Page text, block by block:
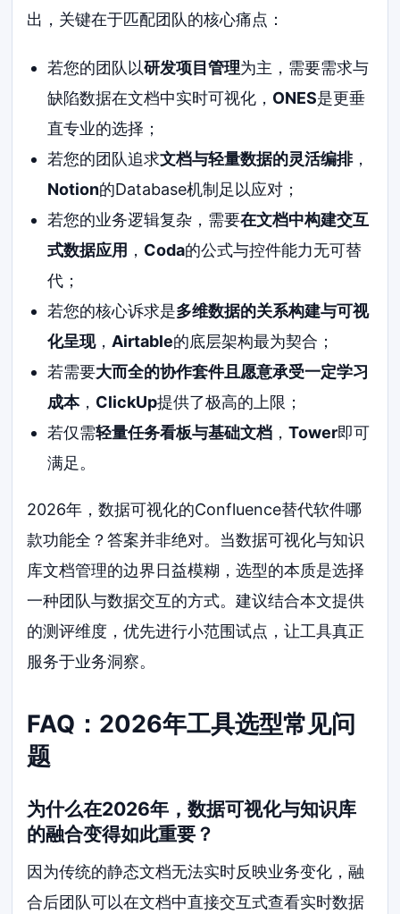
出，关键在于匹配团队的核心痛点：
若您的团队以研发项目管理为主，需要需求与
缺陷数据在文档中实时可视化， ONES是更垂
直专业的选择；
若您的团队追求文档与轻量数据的灵活编排，
Notion的Database机制足以应对；
若您的业务逻辑复杂，需要在文档中构建交互
式数据应用 ， Coda的公式与控件能力无可替
代；
若您的核心诉求是多维数据的关系构建与可视
化呈现， Airtable的底层架构最为契合；
若需要大而全的协作套件且愿意承受一定学习
成本， ClickUp提供了极高的上限；
若仅需轻量任务看板与基础文档， Tower即可
满足。
2026年，数据可视化的Confluence替代软件哪
款功能全？答案并非绝对。当数据可视化与知识
库文档管理的边界日益模糊，选型的本质是选择
一种团队与数据交互的方式。建议结合本文提供
的测评维度，优先进行小范围试点，让工具真正
服务于业务洞察。
FAQ：2026年工具选型常见问
题
为什么在2026年，数据可视化与知识库
的融合变得如此重要？
因为传统的静态文档无法实时反映业务变化，融
合后团队可以在文档中直接交互式查看实时数据